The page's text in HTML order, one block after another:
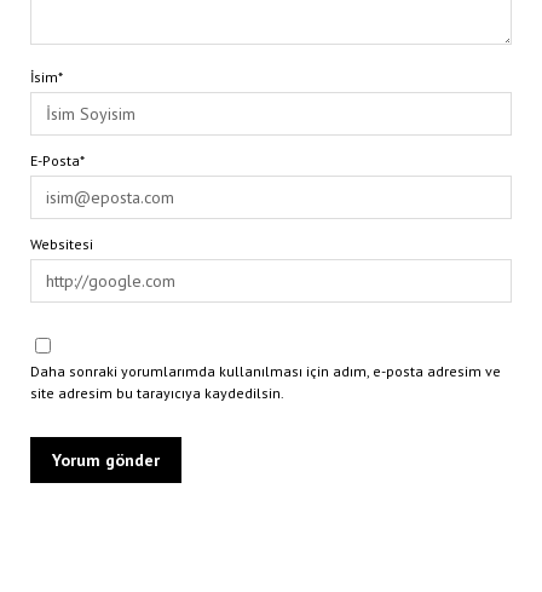
İsim*
E-Posta*
Websitesi
Daha sonraki yorumlarımda kullanılması için adım, e-posta adresim ve
site adresim bu tarayıcıya kaydedilsin.